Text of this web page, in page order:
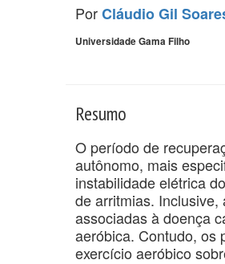
PorCláudio Gil
Universidade Gama Filho
Resumo
O período de
autônomo, mais
instabilidade elétrica
de arritmias.
associadas à doença
aeróbica. Contudo, os
exercício aeróbico